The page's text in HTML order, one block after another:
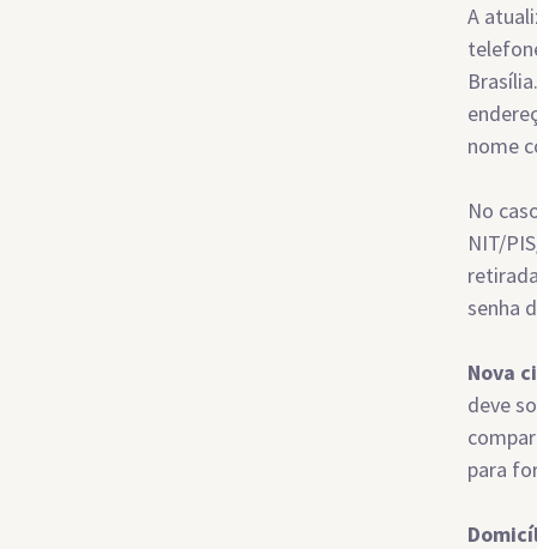
A
nome
No
NIT/
senha
Nova
deve
para